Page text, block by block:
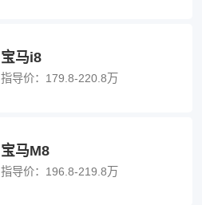
宝马i8
指导价： 179.8-220.8万
宝马M8
指导价： 196.8-219.8万